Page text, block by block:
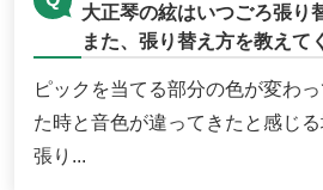
大正琴の絃はいつごろ張り
また、張り替え方を教えて
ピックを当てる部分の色が変わ
た時と音色が違ってきたと感じ
張り...